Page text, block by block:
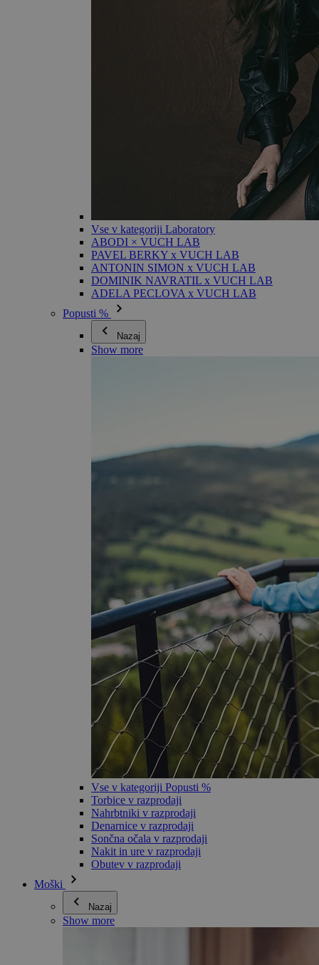
Vse v kategoriji Laboratory
ABODI × VUCH LAB
PAVEL BERKY x VUCH LAB
ANTONIN SIMON x VUCH LAB
DOMINIK NAVRATIL x VUCH LAB
ADELA PECLOVA x VUCH LAB
Popusti %
Nazaj
Show more
Vse v kategoriji Popusti %
Torbice v razprodaji
Nahrbtniki v razprodaji
Denarnice v razprodaji
Sončna očala v razprodaji
Nakit in ure v razprodaji
Obutev v razprodaji
Moški
Nazaj
Show more